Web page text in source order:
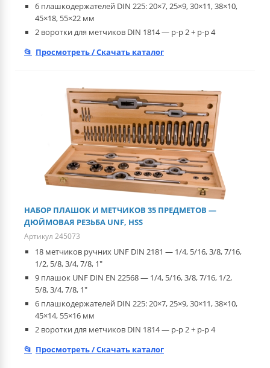
6 плашкодержателей DIN 225: 20×7, 25×9, 30×11, 38×10,
45×18, 55×22 мм
2 воротки для метчиков DIN 1814 — р-р 2 + р-р 4
Просмотреть / Скачать каталог
НАБОР ПЛАШОК И МЕТЧИКОВ 35 ПРЕДМЕТОВ —
ДЮЙМОВАЯ РЕЗЬБА UNF, HSS
Артикул 245073
18 метчиков ручних UNF DIN 2181 — 1/4, 5/16, 3/8, 7/16,
1/2, 5/8, 3/4, 7/8, 1"
9 плашок UNF DIN EN 22568 — 1/4, 5/16, 3/8, 7/16, 1/2,
5/8, 3/4, 7/8, 1"
6 плашкодержателей DIN 225: 20×7, 25×9, 30×11, 38×10,
45×14, 55×16 мм
2 воротки для метчиков DIN 1814 — р-р 2 + р-р 4
Просмотреть / Скачать каталог